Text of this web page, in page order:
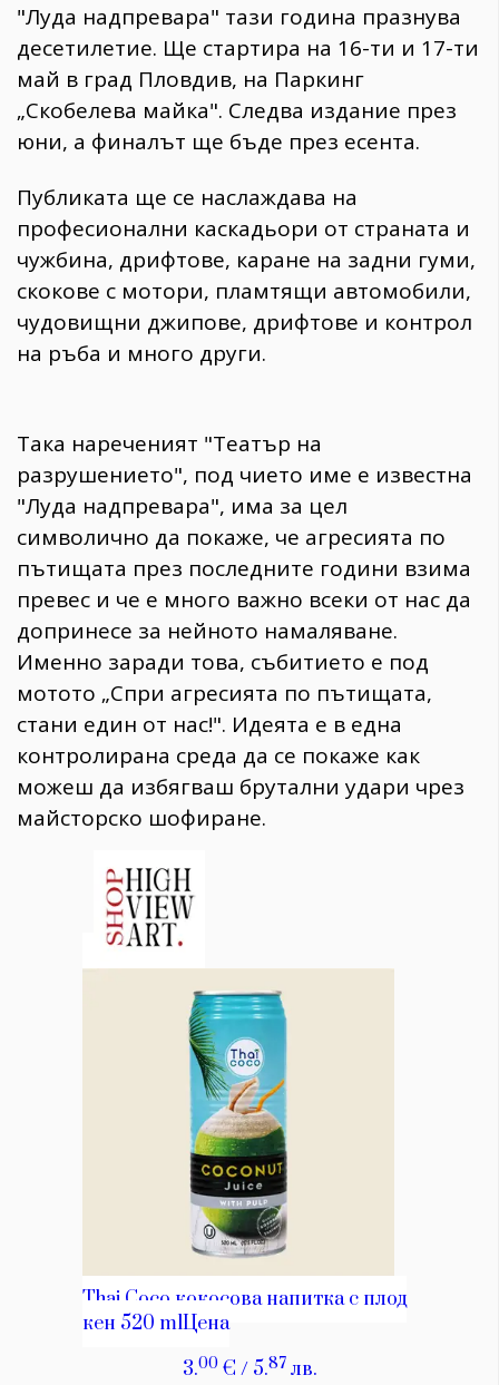
"Луда надпревара" тази година празнува
десетилетие. Ще стартира на 16-ти и 17-ти
май в град Пловдив, на Паркинг
„Скобелева майка". Следва издание през
юни, а финалът ще бъде през есента.
Публиката ще се наслаждава на
професионални каскадьори от страната и
чужбина, дрифтове, каране на задни гуми,
скокове с мотори, пламтящи автомобили,
чудовищни джипове, дрифтове и контрол
на ръба и много други.
Така нареченият "Театър на
разрушението", под чието име е известна
"Луда надпревара", има за цел
символично да покаже, че агресията по
пътищата през последните години взима
превес и че е много важно всеки от нас да
допринесе за нейното намаляване.
Именно заради това, събитието е под
мотото „Спри агресията по пътищата,
стани един от нас!". Идеята е в една
контролирана среда да се покаже как
можеш да избягваш брутални удари чрез
майсторско шофиране.